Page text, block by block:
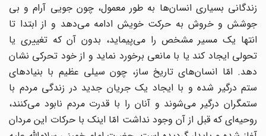
زندگانى بسیاری انسان‌ها به طور معمول، چون جویى آرام و بى
جوشش و خروش به حرکت خویش ادامه مى‌دهد و از ابتدا تا
انتها یک مسیر مشخص را مى‌پیماید، بدون آن که تغییرى یا
تحولى ایجاد کند یا با مانعى برخورد نماید و از خود تحرکى نشان
دهد. امّا انسان‌های تاریخ ساز، چون سیلى عظیم با بنیادهاى
ستم درگیر شده و با ایجاد یک جریان جدید در زندگى مردم با
ستمگران درگیر مى‌شوند و آنان را با قدرت مردم نابود مى‌کنند،
روحیه‌اى که قبل از آن وجود نداشت امّا اینک با حرکات این مردان